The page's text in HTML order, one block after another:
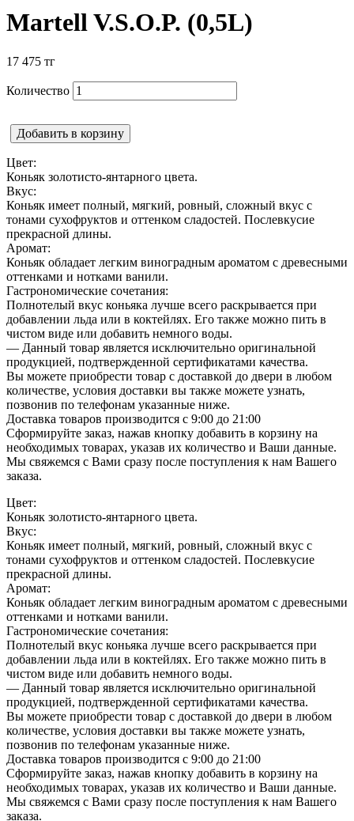
Martell V.S.O.P. (0,5L)
17 475 тг
Количество
Добавить в корзину
Цвет:
Коньяк золотисто-янтарного цвета.
Вкус:
Коньяк имеет полный, мягкий, ровный, сложный вкус с
тонами сухофруктов и оттенком сладостей. Послевкусие
прекрасной длины.
Аромат:
Коньяк обладает легким виноградным ароматом с древесными
оттенками и нотками ванили.
Гастрономические сочетания:
Полнотелый вкус коньяка лучше всего раскрывается при
добавлении льда или в коктейлях. Его также можно пить в
чистом виде или добавить немного воды.
— Данный товар является исключительно оригинальной
продукцией, подтвержденной сертификатами качества.
Вы можете приобрести товар с доставкой до двери в любом
количестве, условия доставки вы также можете узнать,
позвонив по телефонам указанные ниже.
Доставка товаров производится с 9:00 до 21:00
Сформируйте заказ, нажав кнопку добавить в корзину на
необходимых товарах, указав их количество и Ваши данные.
Мы свяжемся с Вами сразу после поступления к нам Вашего
заказа.
Цвет:
Коньяк золотисто-янтарного цвета.
Вкус:
Коньяк имеет полный, мягкий, ровный, сложный вкус с
тонами сухофруктов и оттенком сладостей. Послевкусие
прекрасной длины.
Аромат:
Коньяк обладает легким виноградным ароматом с древесными
оттенками и нотками ванили.
Гастрономические сочетания:
Полнотелый вкус коньяка лучше всего раскрывается при
добавлении льда или в коктейлях. Его также можно пить в
чистом виде или добавить немного воды.
— Данный товар является исключительно оригинальной
продукцией, подтвержденной сертификатами качества.
Вы можете приобрести товар с доставкой до двери в любом
количестве, условия доставки вы также можете узнать,
позвонив по телефонам указанные ниже.
Доставка товаров производится с 9:00 до 21:00
Сформируйте заказ, нажав кнопку добавить в корзину на
необходимых товарах, указав их количество и Ваши данные.
Мы свяжемся с Вами сразу после поступления к нам Вашего
заказа.